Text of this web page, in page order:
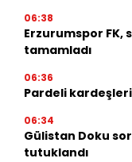
06:38
Erzurumspor FK,
tamamladı
06:36
Pardeli
06:34
Gülistan Doku
tutuklandı